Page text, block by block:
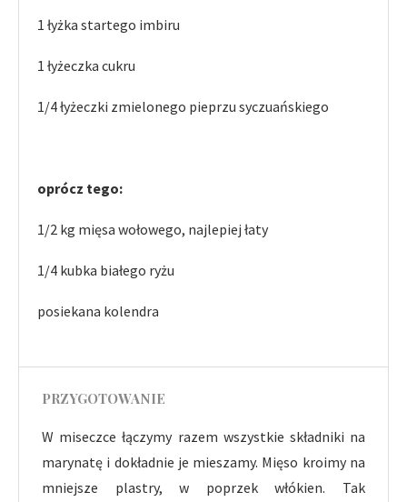
1 łyżka startego imbiru
1 łyżeczka cukru
1/4 łyżeczki zmielonego pieprzu syczuańskiego
oprócz tego:
1/2 kg mięsa wołowego, najlepiej łaty
1/4 kubka białego ryżu
posiekana kolendra
PRZYGOTOWANIE
W miseczce łączymy razem wszystkie składniki na
marynatę i dokładnie je mieszamy. Mięso kroimy na
mniejsze plastry, w poprzek włókien. Tak